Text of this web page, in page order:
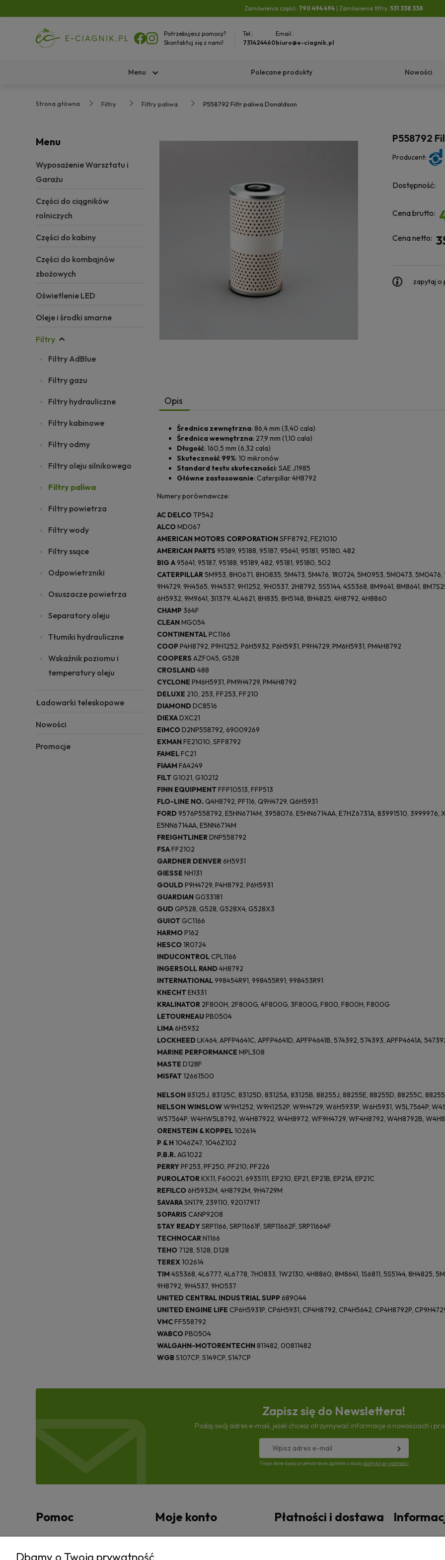
Zamówienia części: 790 494 494 | Zamówienia filtry: 531 338 338
Potrzebujesz pomocy?
Skontaktuj się z nami!
Tel.:
731424460
Email.:
biuro@e-ciagnik.pl
Menu Polecane produkty Nowości
Strona główna Filtry Filtry paliwa P558792 Filtr paliwa Donaldson
Menu
Wyposażenie Warsztatu i
Garażu
Części do ciągników
rolniczych
Części do kabiny
Części do kombajnów
zbożowych
Oświetlenie LED
Oleje i środki smarne
Filtry
Filtry AdBlue
Filtry gazu
Filtry hydrauliczne
Filtry kabinowe
Filtry odmy
Filtry oleju silnikowego
Filtry paliwa
Filtry powietrza
Filtry wody
Filtry ssące
Odpowietrzniki
Osuszacze powietrza
Separatory oleju
Tłumiki hydrauliczne
Wskaźnik poziomu i
temperatury oleju
Ładowarki teleskopowe
Nowości
Promocje
P558792
Producent:
Dostępność:
Cena brutto:
Cena netto:
zapytaj o
Opis
Średnica zewnętrzna: 86,4 mm (3,40 cala)
Średnica wewnętrzna: 27,9 mm (1,10 cala)
Długość: 160,5 mm (6,32 cala)
Skuteczność 99%: 10 mikronów
Standard testu skuteczności: SAE J1985
Główne zastosowanie: Caterpillar 4H8792
Numery porównawcze:
AC DELCO TP542
ALCO MD067
AMERICAN MOTORS CORPORATION SFF8792, FE21010
AMERICAN PARTS 95189, 95188, 95187, 95641, 95181, 95180, 482
BIG A95641, 95187, 95188, 95189, 482, 95181, 95180, 502
CATERPILLAR5M953, 8H0671, 8H0835, 5M473, 5M476, 1R0724, 5M0953, 5M0473, 5M0476,
9H4729, 9H4565, 9H4537, 9H1252, 9H0537, 2H8792, 5S5144, 4S5368, 8M9641, 8M8641,
6H5932, 9M9641, 3I1379, 4L4621, 8H835, 8H5148, 8H4825, 4H8792, 4H8860
CHAMP 364F
CLEAN MG054
CONTINENTALPC1166
COOP P4H8792, P9H1252, P6H5932, P6H5931, P9H4729, PM6H5931, PM4H8792
COOPERS AZF045, G528
CROSLAND 488
CYCLONE PM6H5931, PM9H4729, PM4H8792
DELUXE 210, 253, FF253, FF210
DIAMOND DC8516
DIEXADXC21
EIMCO D2NP558792, 69009269
EXMAN FE21010, SFF8792
FAMELFC21
FIAAM FA4249
FILT G1021, G10212
FINN EQUIPMENTFFP10513, FFP513
FLO-LINE NO. Q4H8792, PF116, Q9H4729, Q6H5931
FORD 9576P558792, E5HN6714M, 3958076, E5HN6714AA, E7HZ6731A, 83991510, 3999976,
E5NN6714AA, E5NN6714M
FREIGHTLINERDNP558792
FSAFF2102
GARDNER DENVER6H5931
GIESSE NH131
GOULD P9H4729, P4H8792, P6H5931
GUARDIAN G033181
GUD GP528, G528, G528X4, G528X3
GUIOT GC1166
HARMO P162
HESCO 1R0724
INDUCONTROL CPL1166
INGERSOLL RAND 4H8792
INTERNATIONAL998454R91, 998455R91, 998453R91
KNECHTEN331
KRALINATOR 2F800H, 2F800G, 4F800G, 3F800G, F800, F800H, F800G
LETOURNEAU PB0504
LIMA6H5932
LOCKHEED LK464, APFP4641C, APFP4641D, APFP4641B, 574392, 574393, APFP4641A,
MARINE PERFORMANCE MPL308
MASTE D128F
MISFAT12661500
NELSON 83125J, 83125C, 83125D, 83125A, 83125B, 88255J, 88255E, 88255D, 88255C,
NELSON WINSLOWW9H1252, W9H1252P, W9H4729, W6H5931P, W6H5931, W5L7564P,
W57564P, W4HW5L8792, W4H87922, W4H8972, WF9H4729, WF4H8792, W4H8792B,
ORENSTEIN & KOPPEL102614
P & H 1046Z47, 1046Z102
P.B.R. AG1022
PERRYPF253, PF250, PF210, PF226
PUROLATORKX11, F60021, 6935111, EP210, EP21, EP21B, EP21A, EP21C
REFILCO 6H5932M, 4H8792M, 9H4729M
SAVARASN179, 239110, 92017917
SOPARIS CANP9208
STAY READYSRP1166, SRP11661F, SRP11662F, SRP11664F
TECHNOCARN1166
TEHO 7128, 5128, D128
TEREX102614
TIM 4S5368, 4L6777, 4L6778, 7H0833, 1W2130, 4H8860, 8M8641, 1S6811, 5S5144, 8H4825,
9H8792, 9H4537, 9H0537
UNITED CENTRAL INDUSTRIAL SUPP 689044
UNITED ENGINE LIFE CP6H5931P, CP6H5931, CP4H8792, CP4H5642, CP4H8792P,
VMCFF558792
WABCO PB0504
WALGAHN-MOTORENTECHN 811482, 00811482
WGB S107CP, S149CP, S147CP
Zapisz się do Newslettera!
Podaj swój adres e-mail, jeżeli chcesz otrzymywać informacje o nowościach i
Twoje dane będą przetwarzane zgodnie z naszą polityką prywatności
Pomoc Moje konto Płatności i dostawa
Dbamy o Twoją prywatność